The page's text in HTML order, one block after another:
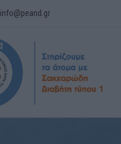
info@peand.gr